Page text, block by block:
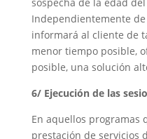
Independientemente de
informará al cliente de
menor tiempo posible,
posible, una solución
6/ Ejecución de las
En aquellos programas
prestación de servicios